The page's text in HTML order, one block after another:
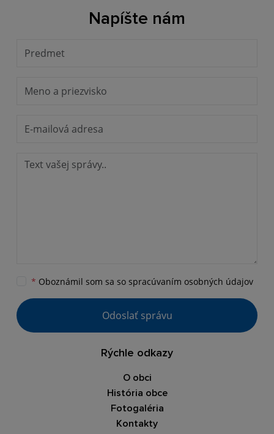
Napíšte nám
* Oboznámil som sa so spracúvaním osobných údajov
Odoslať správu
Rýchle odkazy
O obci
História obce
Fotogaléria
Kontakty